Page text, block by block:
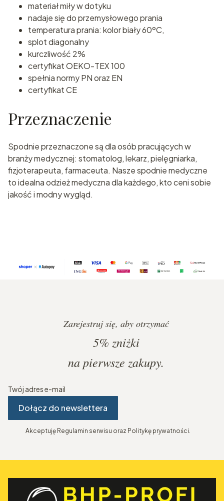
materiał miły w dotyku
nadaje się do przemysłowego prania
temperatura prania: kolor biały 60ºC,
splot diagonalny
kurczliwość 2%
certyfikat OEKO-TEX 100
spełnia normy PN oraz EN
certyfikat CE
Przeznaczenie
Spodnie przeznaczone są dla osób pracujących w
branży medycznej: stomatolog, lekarz, pielęgniarka,
fizjoterapeuta, farmaceuta. Nasze spodnie medyczne
to idealna odzież medyczna dla każdego, kto ceni sobie
jakość i modny wygląd.
Zarejestruj się, aby otrzymać
5% zniżki
na pierwsze zakupy.
Twój adres e-mail
Dołącz do newslettera
Akceptuję Regulamin serwisu oraz Politykę prywatności.